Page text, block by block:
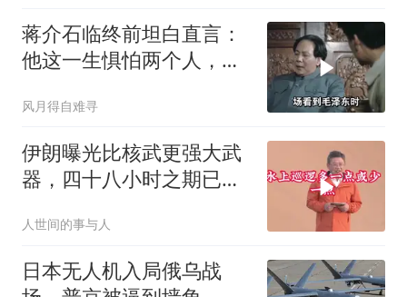
蒋介石临终前坦白直言：
他这一生惧怕两个人，却
风月得自难寻
伊朗曝光比核武更强大武
器，四十八小时之期已
人世间的事与人
日本无人机入局俄乌战